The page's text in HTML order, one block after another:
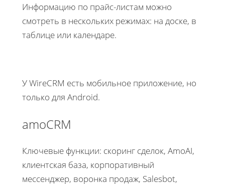
Информацию по прайс-листам можно
смотреть в нескольких режимах: на доске, в
таблице или календаре.
У WireCRM есть мобильное приложение, но
только для Android.
amoCRM
Ключевые функции: скоринг сделок, AmoAI,
клиентская база, корпоративный
мессенджер, воронка продаж, Salesbot,